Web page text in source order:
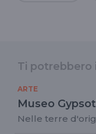
Ti potrebbero
ARTE
Museo
Nelle terre